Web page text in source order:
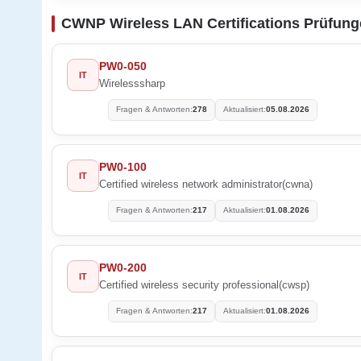
CWNP Wireless LAN Certifications
IT
PW0-050
Wirelesssharp
Fragen & Antworten:278 Aktualisiert:05.08.2026
IT
PW0-100
Certified wireless network administrator(cwna)
Fragen & Antworten:217 Aktualisiert:01.08.2026
IT
PW0-200
Certified wireless security professional(cwsp)
Fragen & Antworten:217 Aktualisiert:01.08.2026